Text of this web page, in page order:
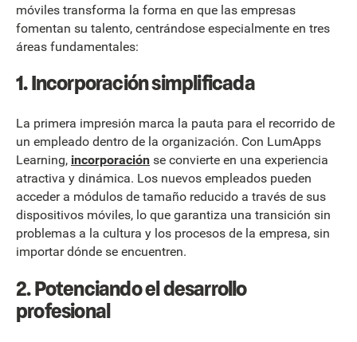
móviles transforma la forma en que las empresas
fomentan su talento, centrándose especialmente en tres
áreas fundamentales:
1.Incorporación simplificada
La primera impresión marca la pauta para el recorrido de
un empleado dentro de la organización. Con LumApps
Learning, incorporación se convierte en una experiencia
atractiva y dinámica. Los nuevos empleados pueden
acceder a módulos de tamaño reducido a través de sus
dispositivos móviles, lo que garantiza una transición sin
problemas a la cultura y los procesos de la empresa, sin
importar dónde se encuentren.
2.Potenciando el desarrollo
profesional